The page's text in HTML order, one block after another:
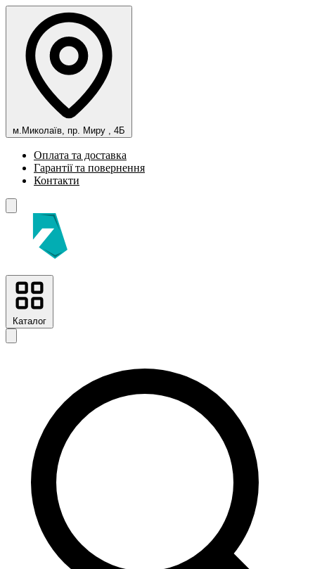
м.Миколаїв, пр. Миру , 4Б
Оплата та доставка
Гарантії та повернення
Контакти
Каталог